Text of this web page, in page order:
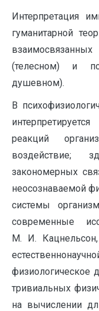
Интерпретация
гуманитарной
(телесном) и
душевном).
В
реакций
воздействие;
закономерных
неосознаваемой
системы
современные
М. И.
физиологическое
тривиальных
на вычислении